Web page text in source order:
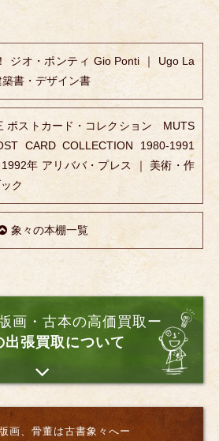
ジオ・ポンティ Gio Ponti ｜ Ugo La
書・デザイン書
ポストカード・コレクション MUTS
CARD COLLECTION 1980-1991
年 アリババ・プレス ｜ 美術・作
ク
象々の本棚一覧
画・古本の高価買取ー
出張買取について
画、骨董は古書象々へー